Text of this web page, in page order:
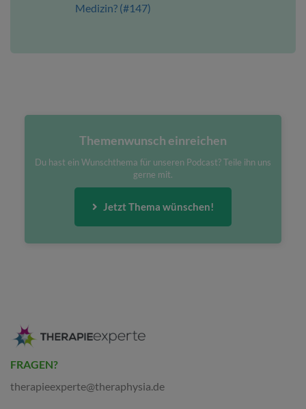
Medizin? (#147)
Themenwunsch einreichen
Du hast ein Wunschthema für unseren Podcast? Teile ihn uns
gerne mit.
Jetzt Thema wünschen!
FRAGEN?
therapieexperte@theraphysia.de